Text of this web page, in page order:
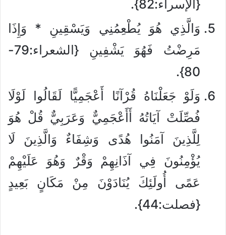
{الإسراء:82}.
وَالَّذِي هُوَ يُطْعِمُنِي وَيَسْقِينِ * وَإِذَا
مَرِضْتُ فَهُوَ يَشْفِينِ {الشعراء:79-
80}.
وَلَوْ جَعَلْنَاهُ قُرْآنًا أَعْجَمِيًّا لَقَالُوا لَوْلَا
فُصِّلَتْ آيَاتُهُ أَأَعْجَمِيٌّ وَعَرَبِيٌّ قُلْ هُوَ
لِلَّذِينَ آمَنُوا هُدًى وَشِفَاءٌ وَالَّذِينَ لَا
يُؤْمِنُونَ فِي آذَانِهِمْ وَقْرٌ وَهُوَ عَلَيْهِمْ
عَمًى أُولَئِكَ يُنَادَوْنَ مِنْ مَكَانٍ بَعِيدٍ
{فصلت:44}.